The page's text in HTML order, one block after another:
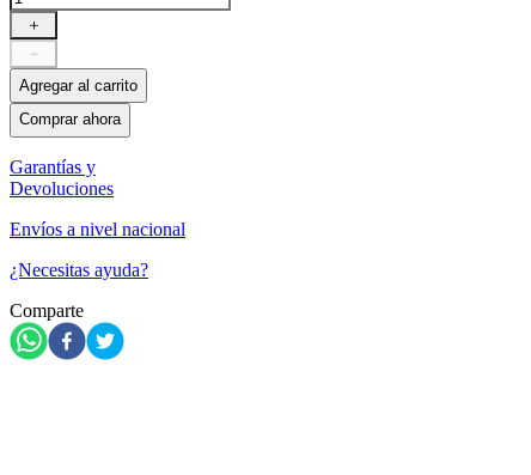
＋
－
Agregar al carrito
Comprar ahora
Garantías y
Devoluciones
Envíos a nivel nacional
¿Necesitas ayuda?
Comparte